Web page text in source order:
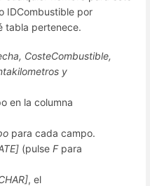
IDCombustible por
tabla pertenece.
CosteCombustible,
y
en la columna
para cada campo.
(pulseFpara
, el